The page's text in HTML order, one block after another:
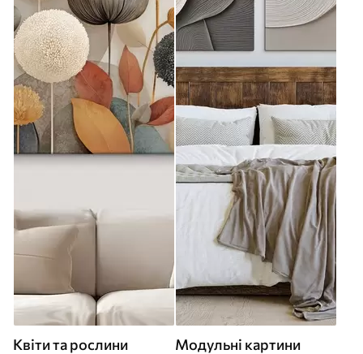
Квіти та рослини Модульні картини